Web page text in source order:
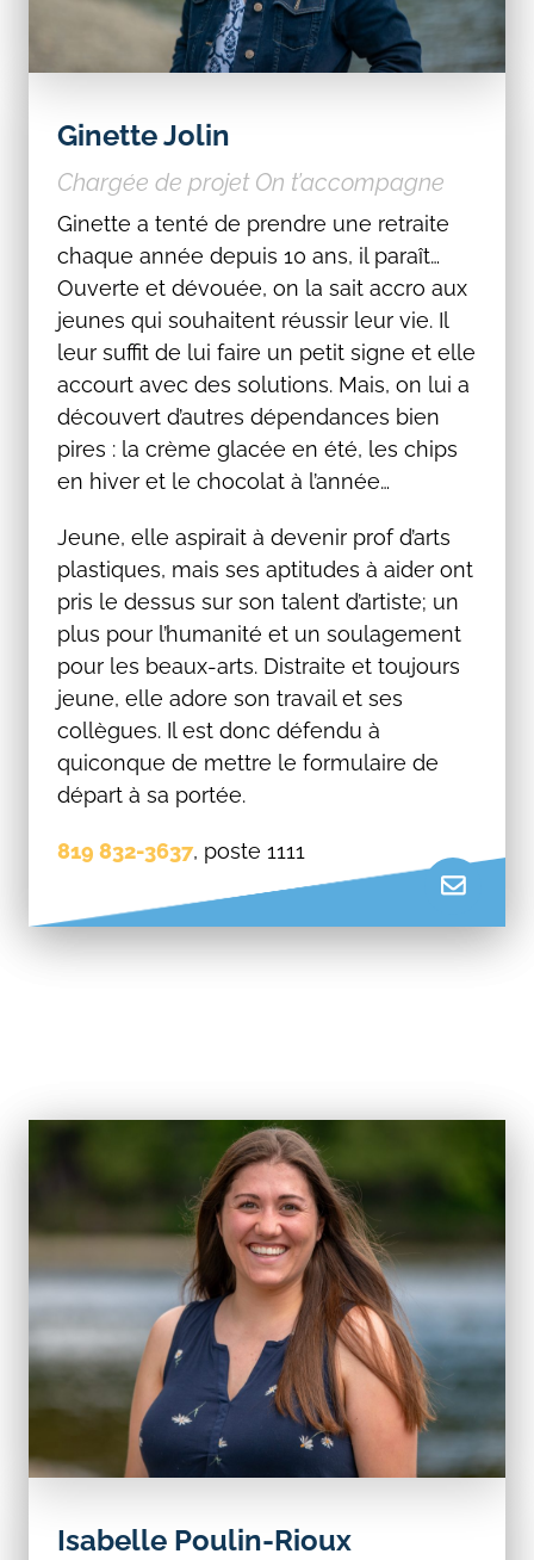
Ginette Jolin
Chargée de projet On t’accompagne
Ginette a tenté de prendre une retraite
chaque année depuis 10 ans, il paraît…
Ouverte et dévouée, on la sait accro aux
jeunes qui souhaitent réussir leur vie. Il
leur suffit de lui faire un petit signe et elle
accourt avec des solutions. Mais, on lui a
découvert d’autres dépendances bien
pires : la crème glacée en été, les chips
en hiver et le chocolat à l’année…
Jeune, elle aspirait à devenir prof d’arts
plastiques, mais ses aptitudes à aider ont
pris le dessus sur son talent d’artiste; un
plus pour l’humanité et un soulagement
pour les beaux-arts. Distraite et toujours
jeune, elle adore son travail et ses
collègues. Il est donc défendu à
quiconque de mettre le formulaire de
départ à sa portée.
819 832-3637, poste 1111
Isabelle Poulin-Rioux